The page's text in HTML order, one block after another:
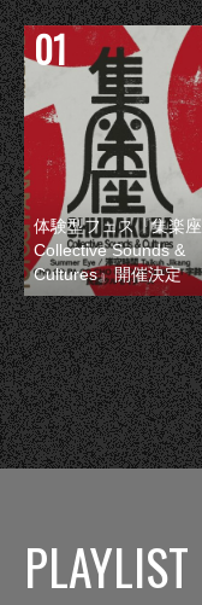
体験型フェス『集楽座
Collective Sounds &
Cultures』開催決定
PLAYLIST